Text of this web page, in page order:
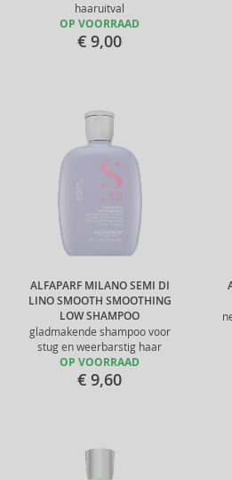
haaruitval
OP VOORRAAD
€ 9,00
ALFAPARF MILANO SEMI DI
LINO SMOOTH SMOOTHING
LOW SHAMPOO
gladmakende shampoo voor
stug en weerbarstig haar
OP VOORRAAD
€ 9,60